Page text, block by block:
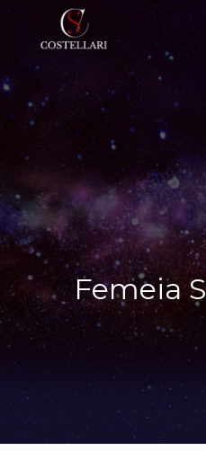
Femeia